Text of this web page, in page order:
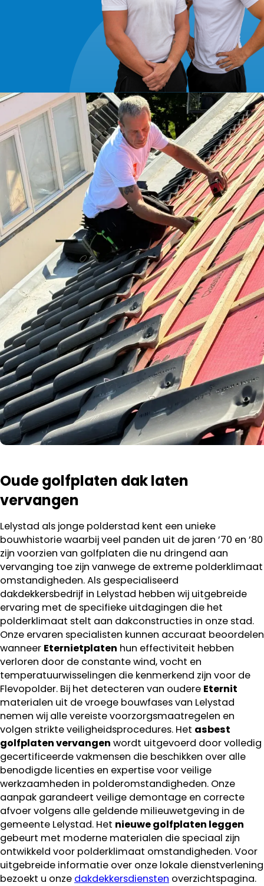
Oude golfplaten dak laten
vervangen
Lelystad als jonge polderstad kent een unieke
bouwhistorie waarbij veel panden uit de jaren ’70 en ’80
zijn voorzien van golfplaten die nu dringend aan
vervanging toe zijn vanwege de extreme polderklimaat
omstandigheden. Als gespecialiseerd
dakdekkersbedrijf in Lelystad hebben wij uitgebreide
ervaring met de specifieke uitdagingen die het
polderklimaat stelt aan dakconstructies in onze stad.
Onze ervaren specialisten kunnen accuraat beoordelen
wanneer Eternietplaten hun effectiviteit hebben
verloren door de constante wind, vocht en
temperatuurwisselingen die kenmerkend zijn voor de
Flevopolder. Bij het detecteren van oudere Eternit
materialen uit de vroege bouwfases van Lelystad
nemen wij alle vereiste voorzorgsmaatregelen en
volgen strikte veiligheidsprocedures. Het asbest
golfplaten vervangen wordt uitgevoerd door volledig
gecertificeerde vakmensen die beschikken over alle
benodigde licenties en expertise voor veilige
werkzaamheden in polderomstandigheden. Onze
aanpak garandeert veilige demontage en correcte
afvoer volgens alle geldende milieuwetgeving in de
gemeente Lelystad. Het nieuwe golfplaten leggen
gebeurt met moderne materialen die speciaal zijn
ontwikkeld voor polderklimaat omstandigheden. Voor
uitgebreide informatie over onze lokale dienstverlening
bezoekt u onze dakdekkersdiensten overzichtspagina.